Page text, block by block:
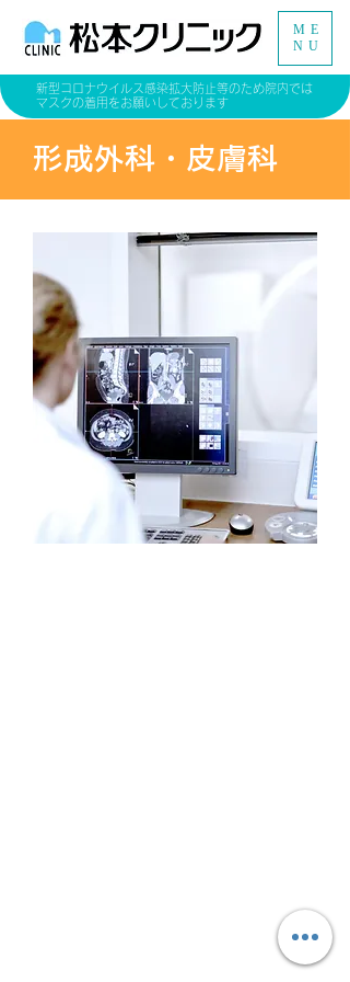
新型コロナウイルス感染拡大防止等のため院内では
マスクの着用をお願いしております
ME
NU
形成外科・皮膚科